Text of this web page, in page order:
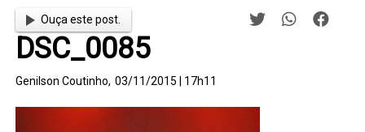
Ouça este post.
DSC_0085
Genilson Coutinho, 03/11/2015 | 17h11